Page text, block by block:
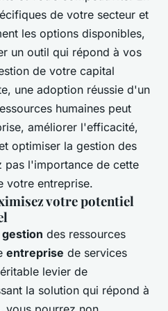
de votre secteur et
les options disponibles,
un outil qui répond à vos
de votre capital
une adoption réussie d'un
humaines peut
améliorer l'efficacité,
optimiser la gestion des
pas l'importance de cette
votre entreprise.
votre potentiel
des ressources
entreprise de services
levier de
la solution qui répond à